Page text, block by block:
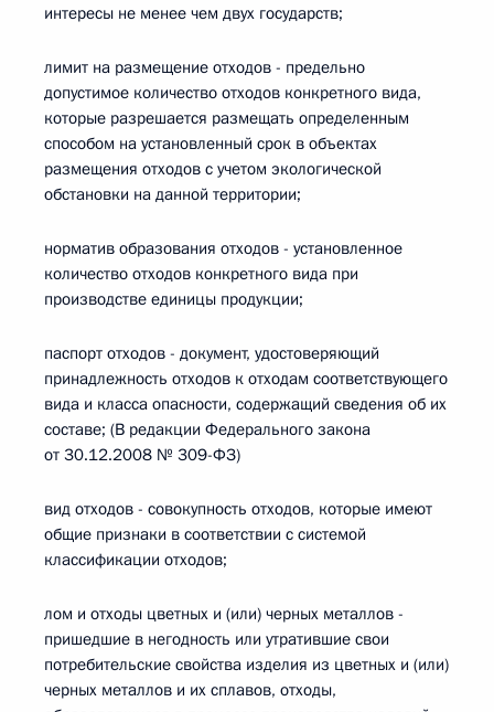
интересы не менее чем двух государств;
лимит на размещение отходов - предельно
допустимое количество отходов конкретного вида,
которые разрешается размещать определенным
способом на установленный срок в объектах
размещения отходов с учетом экологической
обстановки на данной территории;
норматив образования отходов - установленное
количество отходов конкретного вида при
производстве единицы продукции;
паспорт отходов - документ, удостоверяющий
принадлежность отходов к отходам соответствующего
вида и класса опасности, содержащий сведения об их
составе; (В редакции Федерального закона
от 30.12.2008 № 309-ФЗ)
вид отходов - совокупность отходов, которые имеют
общие признаки в соответствии с системой
классификации отходов;
лом и отходы цветных и (или) черных металлов -
пришедшие в негодность или утратившие свои
потребительские свойства изделия из цветных и (или)
черных металлов и их сплавов, отходы,